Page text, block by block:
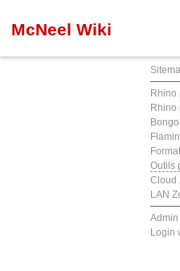
McNeel Wiki
Rhino
Rhino
Bongo
Outils
Cloud
LAN
Admin
Login